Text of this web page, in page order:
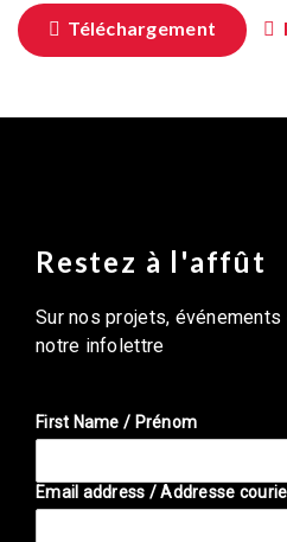
Téléchargement
Restez à l'affût
Sur nos projets,
notre infolettre
First Name / Prénom
Email address / Addresse couriel